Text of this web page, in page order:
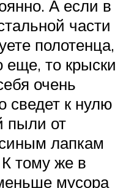
А если в
части
полотенца,
еще, то крыски
очень
сведет к нулю
пыли от
лапкам
К тому же в
мусора